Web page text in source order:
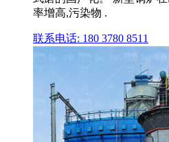
率增高,污染物 .
联系电话: 180 3780 8511